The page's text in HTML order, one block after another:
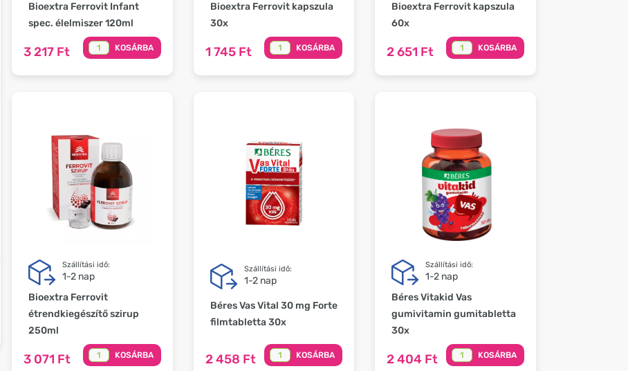
Bioextra Ferrovit Infant
spec. élelmiszer 120ml
3 217 Ft KOSÁRBA
Bioextra Ferrovit kapszula
30x
1 745 Ft KOSÁRBA
Bioextra Ferrovit kapszula
60x
2 651 Ft KOSÁRBA
Szállítási idő:
1-2 nap
Bioextra Ferrovit
étrendkiegészítő szirup
250ml
3 071 Ft KOSÁRBA
Szállítási idő:
1-2 nap
Béres Vas Vital 30 mg Forte
filmtabletta 30x
2 458 Ft KOSÁRBA
Szállítási idő:
1-2 nap
Béres Vitakid Vas
gumivitamin gumitabletta
30x
2 404 Ft KOSÁRBA